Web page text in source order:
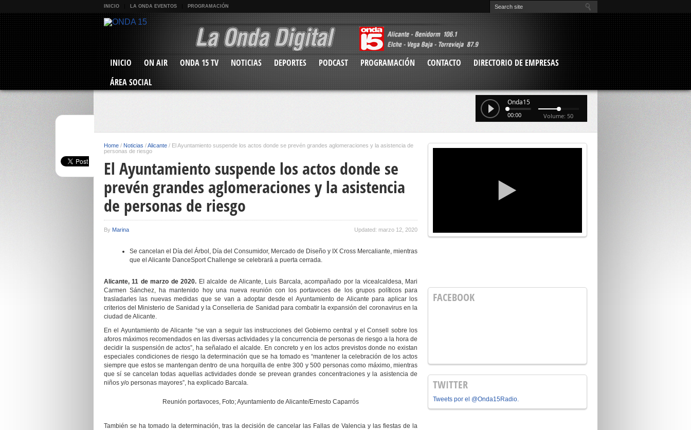
INICIO LA ONDA EVENTOS PROGRAMACIÓN
INICIO ON AIR ONDA 15 TV NOTICIAS DEPORTES PODCAST PROGRAMACIÓN CONTACTO
DIRECTORIO DE EMPRESAS
ÁREA SOCIAL
Onda15
00:00 Volume: 50
Home / Noticias /Alicante / El Ayuntamiento suspende los actos donde se prevén grandes aglomeraciones y la asistencia de
personas de riesgo
El Ayuntamiento suspende los actos donde se
prevén grandes aglomeraciones y la asistencia
de personas de riesgo
By Marina Updated: marzo 12, 2020
Se cancelan el Día del Árbol, Día del Consumidor, Mercado de Diseño y IX Cross Mercaliante, mientras
que el Alicante DanceSport Challenge se celebrará a puerta cerrada.
Alicante, 11 de marzo de 2020. El alcalde de Alicante, Luis Barcala, acompañado por la vicealcaldesa, Mari
Carmen Sánchez, ha mantenido hoy una nueva reunión con los portavoces de los grupos políticos para
trasladarles las nuevas medidas que se van a adoptar desde el Ayuntamiento de Alicante para aplicar los
criterios del Ministerio de Sanidad y la Conselleria de Sanidad para combatir la expansión del coronavirus en la
ciudad de Alicante.
En el Ayuntamiento de Alicante “se van a seguir las instrucciones del Gobierno central y el Consell sobre los
aforos máximos recomendados en las diversas actividades y la concurrencia de personas de riesgo a la hora de
decidir la suspensión de actos”, ha señalado el alcalde. En concreto y en los actos previstos donde no existan
especiales condiciones de riesgo la determinación que se ha tomado es “mantener la celebración de los actos
siempre que estos se mantengan dentro de una horquilla de entre 300 y 500 personas como máximo, mientras
que sí se cancelan todas aquellas actividades donde se prevean grandes concentraciones y la asistencia de
niños y/o personas mayores”, ha explicado Barcala.
Reunión portavoces, Foto; Ayuntamiento de Alicante/Ernesto Caparrós
También se ha tomado la determinación, tras la decisión de cancelar las Fallas de Valencia y las fiestas de la
FACEBOOK
TWITTER
Tweets por el @Onda15Radio.